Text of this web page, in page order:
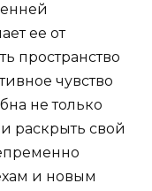
ее от
пространство
чувство
не только
раскрыть свой
и новым